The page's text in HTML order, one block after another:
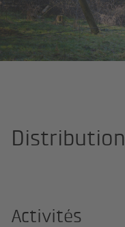
Distribution
Activités